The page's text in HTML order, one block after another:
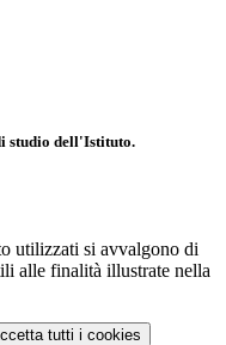
studio dell'Istituto.
utilizzati si avvalgono di
alle finalità illustrate nella
tutti i cookies